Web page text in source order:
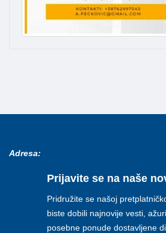
Adresa:
Prijavite se na naše
Pridružite se našoj
biste dobili najnovije vesti,
posebne ponude dostavljene